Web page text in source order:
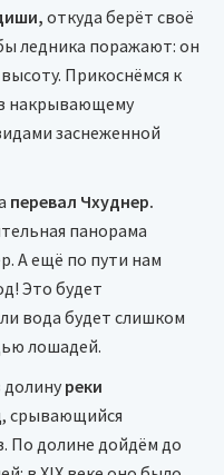
откуда берёт своё
ледника поражают: он
Прикоснёмся к
накрывающему
заснеженной
перевал Чхуднер.
панорама
А ещё по пути нам
Это будет
вода будет слишком
лошадей.
долину реки
срывающийся
По долине дойдём до